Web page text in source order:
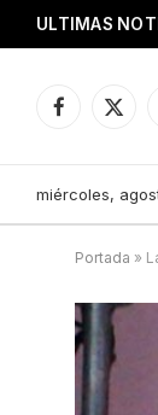
ULTIMAS
Facebook
X
miércoles,
Portada »